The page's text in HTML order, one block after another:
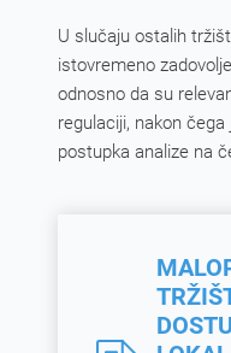
U slučaju ostalih
istovremeno
odnosno da su
regulaciji, nakon
postupka analize na